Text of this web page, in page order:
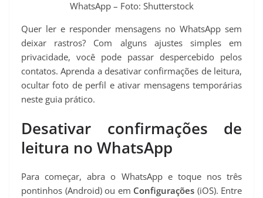
WhatsApp – Foto: Shutterstock
Quer ler e responder mensagens no WhatsApp sem
deixar rastros? Com alguns ajustes simples em
privacidade, você pode passar despercebido pelos
contatos. Aprenda a desativar confirmações de leitura,
ocultar foto de perfil e ativar mensagens temporárias
neste guia prático.
Desativar confirmações de
leitura no WhatsApp
Para começar, abra o WhatsApp e toque nos três
pontinhos (Android) ou em Configurações (iOS). Entre